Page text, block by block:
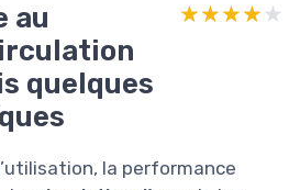
au
quelques
★★★★★
★★★★★
la performance